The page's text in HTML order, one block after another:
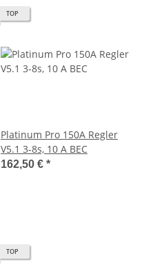
TOP
Platinum Pro 150A Regler
V5.1 3-8s, 10 A BEC
162,50 € *
TOP